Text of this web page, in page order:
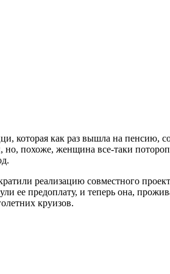
которая как раз вышла на пенсию,
похоже, женщина все-таки
реализацию совместного
ее предоплату, и теперь она,
круизов.